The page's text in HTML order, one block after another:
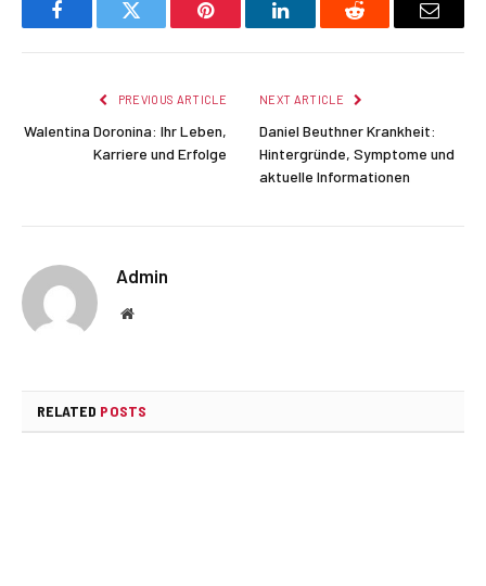
FacebookTwitter Pinterest LinkedInReddit Email
PREVIOUS ARTICLE
Walentina Doronina: Ihr Leben,
Karriere und Erfolge
NEXT ARTICLE
Daniel Beuthner Krankheit:
Hintergründe, Symptome und
aktuelle Informationen
Admin
Website
RELATED POSTS